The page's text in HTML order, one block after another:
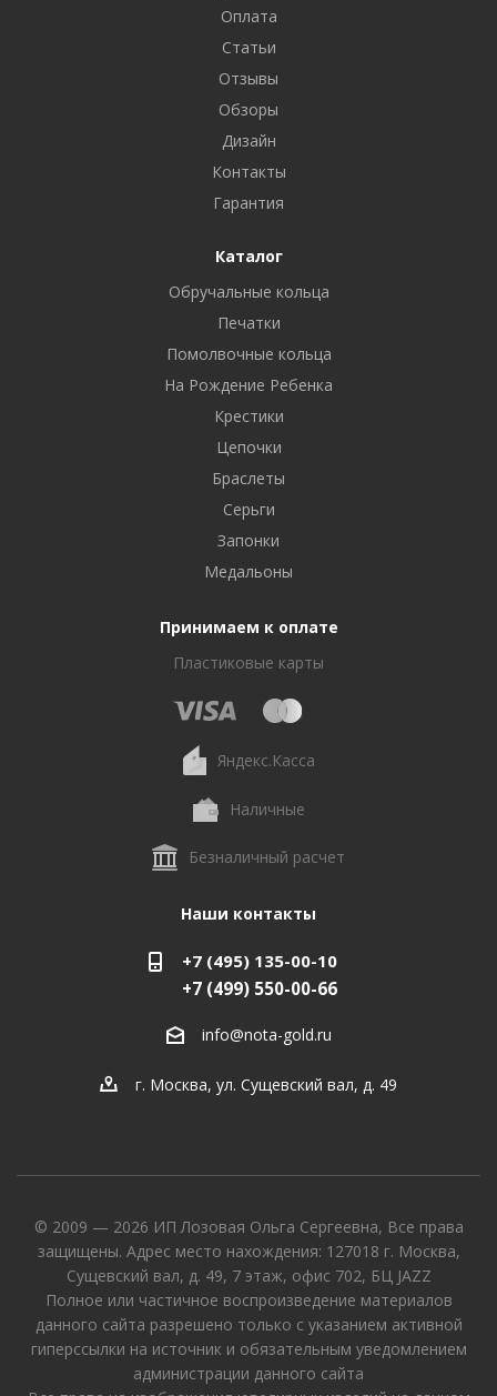
Оплата
Статьи
Отзывы
Обзоры
Дизайн
Контакты
Гарантия
Каталог
Обручальные кольца
Печатки
Помолвочные кольца
На Рождение Ребенка
Крестики
Цепочки
Браслеты
Серьги
Запонки
Медальоны
Принимаем к оплате
Пластиковые карты
Яндекс.Касса
Наличные
Безналичный расчет
Наши контакты
+7 (495) 135-00-10
+7 (499) 550-00-66
info@nota-gold.ru
г. Москва, ул. Сущевский вал, д. 49
© 2009 — 2026 ИП Лозовая Ольга Сергеевна, Все права
защищены. Адрес место нахождения: 127018 г. Москва,
Сущевский вал, д. 49, 7 этаж, офис 702, БЦ JAZZ
Полное или частичное воспроизведение материалов
данного сайта разрешено только с указанием активной
гиперссылки на источник и обязательным уведомлением
администрации данного сайта